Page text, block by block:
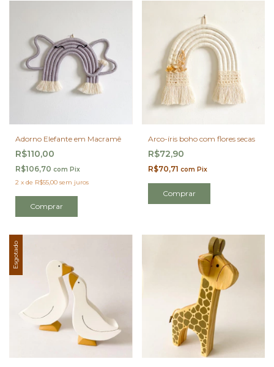
Adorno Elefante em Macramê
R$110,00
R$106,70 com Pix
2 x de R$55,00 sem juros
Arco-íris boho com flores secas
R$72,90
R$70,71 com Pix
Esgotado